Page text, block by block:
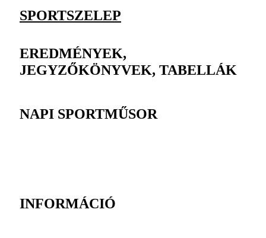
SPORTSZELEP
EREDMÉNYEK,
JEGYZŐKÖNYVEK, TABELLÁK
NAPI SPORTMŰSOR
INFORMÁCIÓ